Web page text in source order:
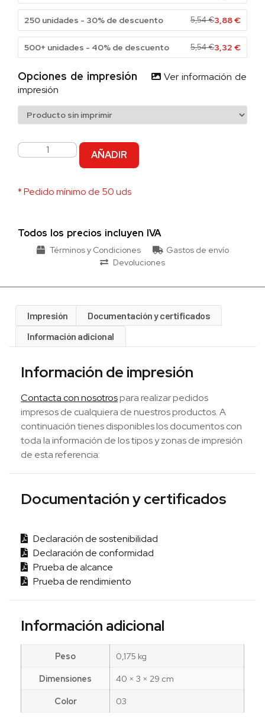
250 unidades - 30% de descuento 5,54€3,88€
500+ unidades - 40% de descuento 5,54€3,32 €
Opciones de impresión
Ver información de
impresión
AÑADIR
* Pedido mínimo de 50 uds
Todos los precios incluyen IVA
Términos y Condiciones
Gastos de envío
Devoluciones
Impresión
Documentación y certificados
Información adicional
Información de impresión
Contacta con nosotrospara realizar pedidos
impresos de cualquiera de nuestros productos. A
continuación tienes disponibles los documentos con
toda la información de los tipos y zonas de impresión
de esta referencia:
Documentación y certificados
Declaración de sostenibilidad
Declaración de conformidad
Prueba de alcance
Prueba de rendimiento
Información adicional
Peso
0,175 kg
Dimensiones
40 × 3 × 29 cm
Color
03